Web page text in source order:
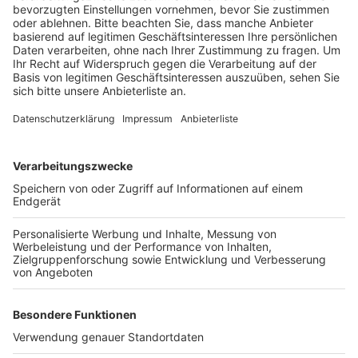
Anzeige
Elsdorfer, Vereine, Institutionen und Firmen können
sich bis zum 15. Juni bewerben. Die drei besten
Projekte ausgeschüttet, die dem Allgemeinwohl
dienen. Interessierte können sich bis zum 15. Juni
2019 direkt an Stadt Elsdorf, Herrn Holstege,
Gladbacher Straße 111, 50189 Elsdorf (02274/709
237 oder mholstege@elsdorf.de) wenden.
Anzeige